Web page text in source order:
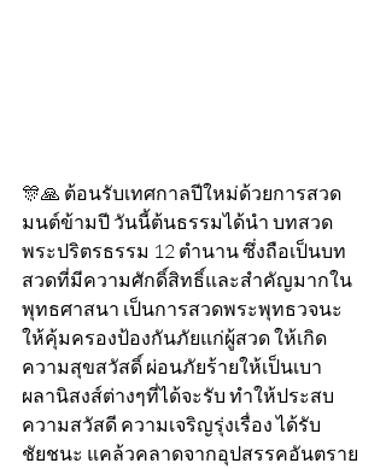
🎊🙏 ต้อนรับเทศกาลปีใหม่ด้วยการสวด
มนต์ข้ามปี วันนี้ต้นธรรมได้นำ บทสวด
พระปริตรธรรม 12 ตำนาน ซึ่งถือเป็นบท
สวดที่มีความศักดิ์สิทธิ์และสําคัญมากใน
พุทธศาสนา เป็นการสวดพระพุทธวจนะ
ให้คุ้มครองป้องกันภัยแก่ผู้สวด ให้เกิด
ความสุขสวัสดิ์ ผ่อนภัยร้ายให้เป็นเบา
ผลานิสงส์ต่างๆที่ได้จะรับ ทำให้ประสบ
ความสวัสดี ความเจริญรุ่งเรื่อง ได้รับ
ชัยชนะ แคล้วคลาดจากอุปสรรคอันตราย